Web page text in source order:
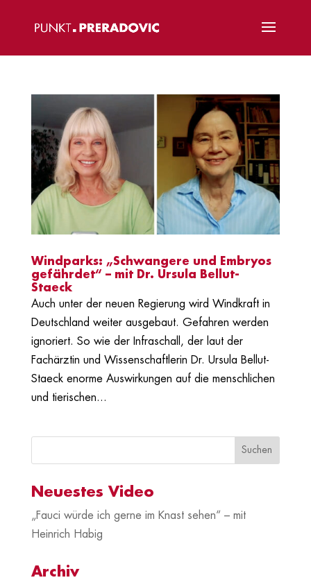
Windparks: „Schwangere und Embryos
gefährdet“ – mit Dr. Ursula Bellut-
Staeck
Auch unter der neuen Regierung wird Windkraft in
Deutschland weiter ausgebaut. Gefahren werden
ignoriert. So wie der Infraschall, der laut der
Fachärztin und Wissenschaftlerin Dr. Ursula Bellut-
Staeck enorme Auswirkungen auf die menschlichen
und tierischen...
Neuestes Video
„Fauci würde ich gerne im Knast sehen“ – mit
Heinrich Habig
Archiv